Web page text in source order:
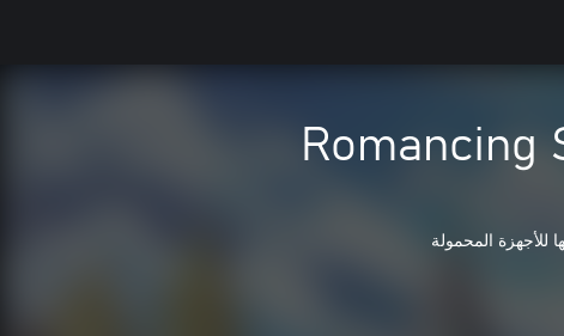
Romancing
للأجهزة المحمولة